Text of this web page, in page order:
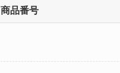
商品番号